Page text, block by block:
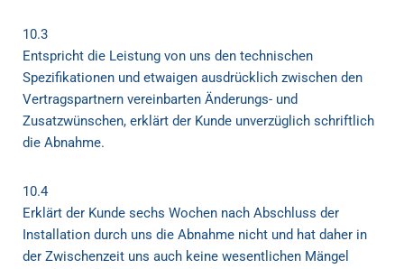
10.3
Entspricht die Leistung von uns den technischen
Spezifikationen und etwaigen ausdrücklich zwischen den
Vertragspartnern vereinbarten Änderungs- und
Zusatzwünschen, erklärt der Kunde unverzüglich schriftlich
die Abnahme.
10.4
Erklärt der Kunde sechs Wochen nach Abschluss der
Installation durch uns die Abnahme nicht und hat daher in
der Zwischenzeit uns auch keine wesentlichen Mängel